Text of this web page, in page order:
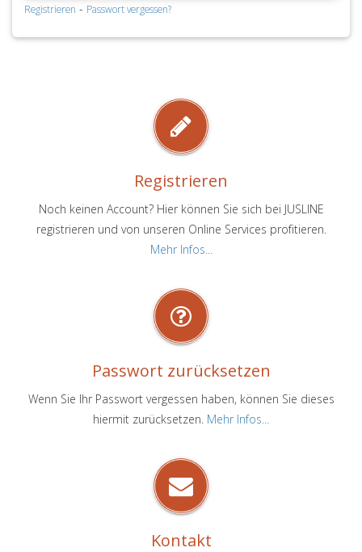
Registrieren - Passwort vergessen?
Registrieren
Noch keinen Account? Hier können Sie sich bei JUSLINE
registrieren und von unseren Online Services profitieren.
Mehr Infos...
Passwort zurücksetzen
Wenn Sie Ihr Passwort vergessen haben, können Sie dieses
hiermit zurücksetzen. Mehr Infos...
Kontakt